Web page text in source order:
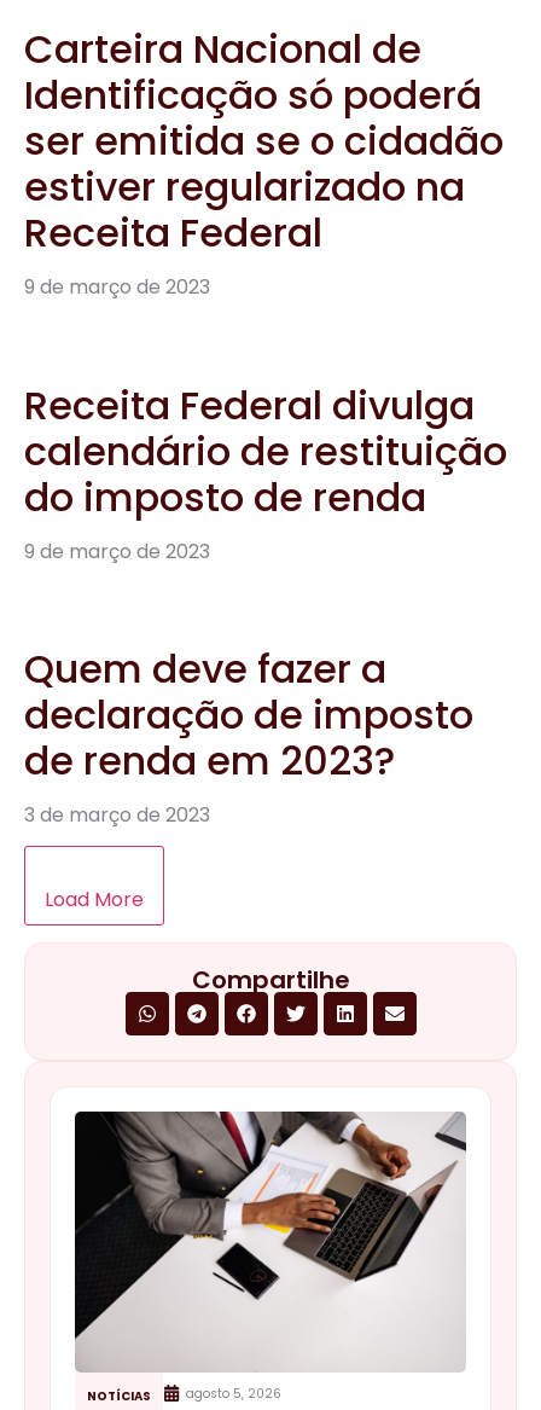
NOTÍCIAS agosto 5, 2026
Carteira Nacional de
Identificação só poderá
ser emitida se o cidadão
estiver regularizado na
Receita Federal
9 de março de 2023
Receita Federal divulga
calendário de restituição
do imposto de renda
9 de março de 2023
Quem deve fazer a
declaração de imposto
de renda em 2023?
3 de março de 2023
Load More
Compartilhe